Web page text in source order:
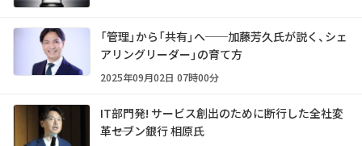
「管理」から「共有」へ──加藤芳久氏が説く、シェ
アリングリーダー」の育て方
2025年09月02日 07時00分
IT部門発! サービス創出のために断行した全社変
革――セブン銀行 相原氏